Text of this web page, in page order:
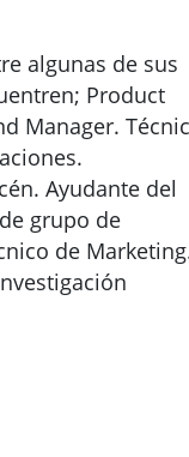
algunas de sus
Product
Manager.
Ayudante del
grupo de
de